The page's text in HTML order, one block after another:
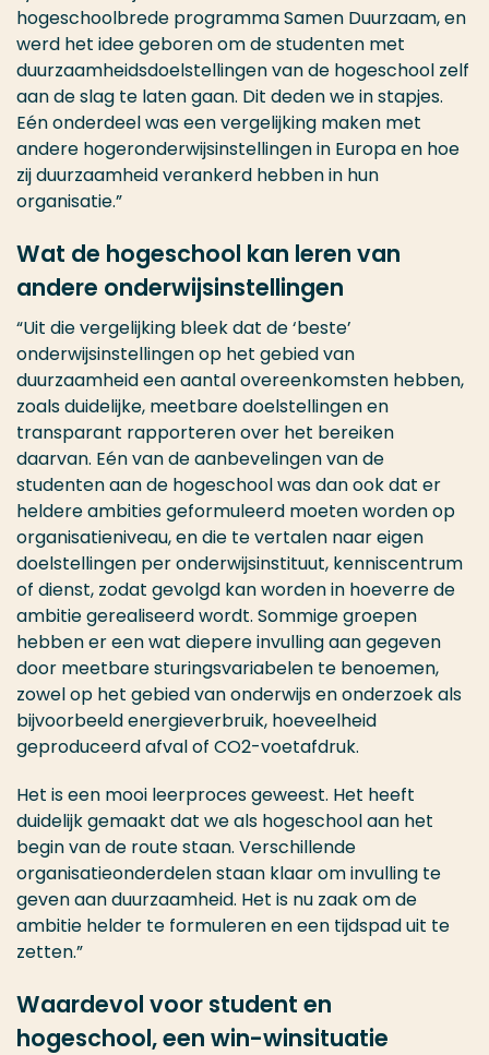
hogeschoolbrede programma Samen Duurzaam, en
werd het idee geboren om de studenten met
duurzaamheidsdoelstellingen van de hogeschool zelf
aan de slag te laten gaan. Dit deden we in stapjes.
Eén onderdeel was een vergelijking maken met
andere hogeronderwijsinstellingen in Europa en hoe
zij duurzaamheid verankerd hebben in hun
organisatie.”
Wat de hogeschool kan leren van
andere onderwijsinstellingen
“Uit die vergelijking bleek dat de ‘beste’
onderwijsinstellingen op het gebied van
duurzaamheid een aantal overeenkomsten hebben,
zoals duidelijke, meetbare doelstellingen en
transparant rapporteren over het bereiken
daarvan. Eén van de aanbevelingen van de
studenten aan de hogeschool was dan ook dat er
heldere ambities geformuleerd moeten worden op
organisatieniveau, en die te vertalen naar eigen
doelstellingen per onderwijsinstituut, kenniscentrum
of dienst, zodat gevolgd kan worden in hoeverre de
ambitie gerealiseerd wordt. Sommige groepen
hebben er een wat diepere invulling aan gegeven
door meetbare sturingsvariabelen te benoemen,
zowel op het gebied van onderwijs en onderzoek als
bijvoorbeeld energieverbruik, hoeveelheid
geproduceerd afval of CO2-voetafdruk.
Het is een mooi leerproces geweest. Het heeft
duidelijk gemaakt dat we als hogeschool aan het
begin van de route staan. Verschillende
organisatieonderdelen staan klaar om invulling te
geven aan duurzaamheid. Het is nu zaak om de
ambitie helder te formuleren en een tijdspad uit te
zetten.”
Waardevol voor student en
hogeschool, een win-winsituatie